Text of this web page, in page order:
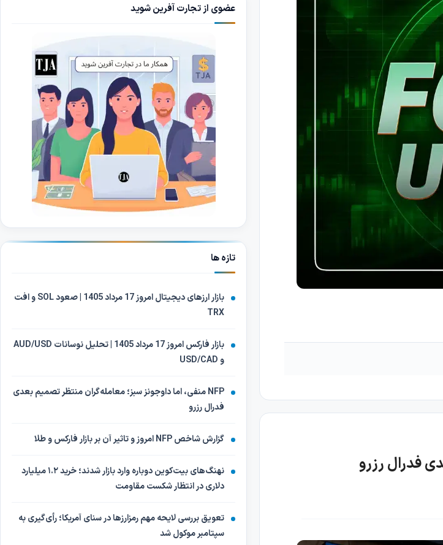
عضوی از تجارت آفرین شوید
تازه ها
بازار ارزهای دیجیتال امروز 17 مرداد 1405 | صعود SOL و افت
TRX
بازار فارکس امروز 17 مرداد 1405 | تحلیل نوسانات AUD/USD
و USD/CAD
NFP منفی، اما داوجونز سبز؛ معامله‌گران منتظر تصمیم بعدی
فدرال رزرو
گزارش شاخص NFP امروز و تاثیر آن بر بازار فارکس و طلا
نهنگ‌های بیت‌کوین دوباره وارد بازار شدند؛ خرید ۱.۲ میلیارد
دلاری در انتظار شکست مقاومت
تعویق بررسی لایحه مهم رمزارزها در سنای آمریکا؛ رأی‌گیری به
سپتامبر موکول شد